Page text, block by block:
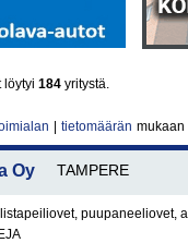
löytyi 184 yritystä.
tietomäärän mukaan
Oy TAMPERE
puupaneeliovet,